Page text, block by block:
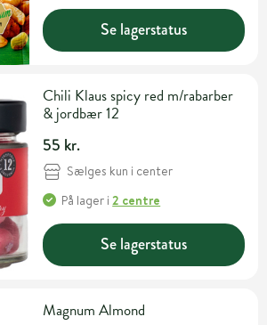
Se lagerstatus
Chili Klaus spicy red m/rabarber
& jordbær 12
55 kr.
Sælges kun i center
På lager i2 centre
Se lagerstatus
Magnum Almond